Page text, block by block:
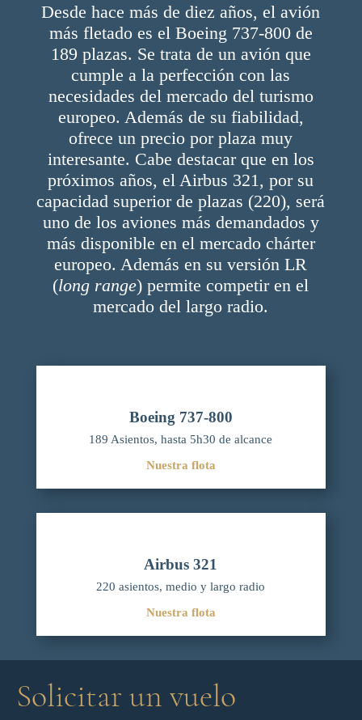
Desde hace más de diez años, el avión
más fletado es el Boeing 737-800 de
189 plazas. Se trata de un avión que
cumple a la perfección con las
necesidades del mercado del turismo
europeo. Además de su fiabilidad,
ofrece un precio por plaza muy
interesante. Cabe destacar que en los
próximos años, el Airbus 321, por su
capacidad superior de plazas (220), será
uno de los aviones más demandados y
más disponible en el mercado chárter
europeo. Además en su versión LR
(long range) permite competir en el
mercado del largo radio.
Boeing 737-800
189 Asientos, hasta 5h30 de alcance
Nuestra flota
Airbus 321
220 asientos, medio y largo radio
Nuestra flota
Solicitar un vuelo